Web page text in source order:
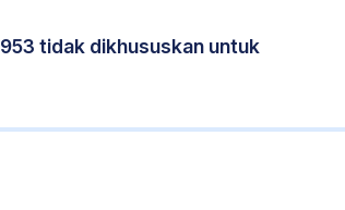
tidak dikhususkan untuk